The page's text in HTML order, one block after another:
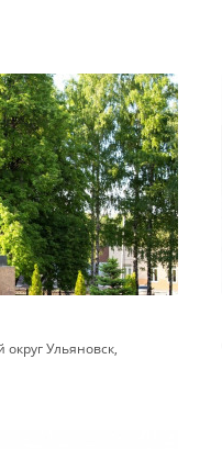
округ Ульяновск,